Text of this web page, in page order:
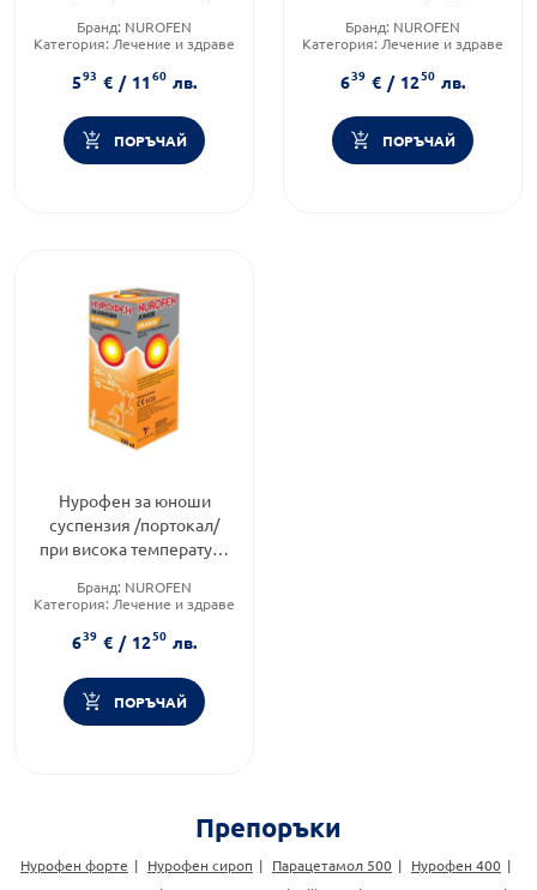
Бранд: NUROFEN
Категория: Лечение и здраве
593 € / 1160 лв.
ПОРЪЧАЙ
Бранд: NUROFEN
Категория: Лечение и здраве
639 € / 1250 лв.
ПОРЪЧАЙ
Нурофен за юноши
суспензия /портокал/
при висока температура
Бранд: NUROFEN
Категория: Лечение и здраве
639 € / 1250 лв.
ПОРЪЧАЙ
Препоръки
Нурофен форте Нурофен сироп Парацетамол 500
Нурофен 400